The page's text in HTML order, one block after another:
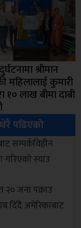
श्रीमान
महिलालाई कुमारी
१० लाख बीमा दाबी
धेरै पढिएको
सम्पर्कविहीन
गरिएको स्याउ
जना पक्राउ
दिँदै अमेरिकाबाट